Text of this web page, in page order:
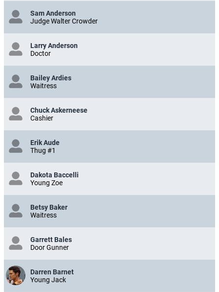
Sam Anderson
Judge Walter Crowder
Larry Anderson
Doctor
Bailey Ardies
Waitress
Chuck Askerneese
Cashier
Erik Aude
Thug #1
Dakota Baccelli
Young Zoe
Betsy Baker
Waitress
Garrett Bales
Door Gunner
Darren Barnet
Young Jack